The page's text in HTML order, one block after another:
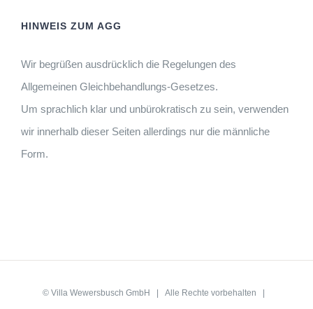
HINWEIS ZUM AGG
Wir begrüßen ausdrücklich die Regelungen des
Allgemeinen Gleichbehandlungs-Gesetzes.
Um sprachlich klar und unbürokratisch zu sein, verwenden
wir innerhalb dieser Seiten allerdings nur die männliche
Form.
© Villa Wewersbusch GmbH | Alle Rechte vorbehalten |